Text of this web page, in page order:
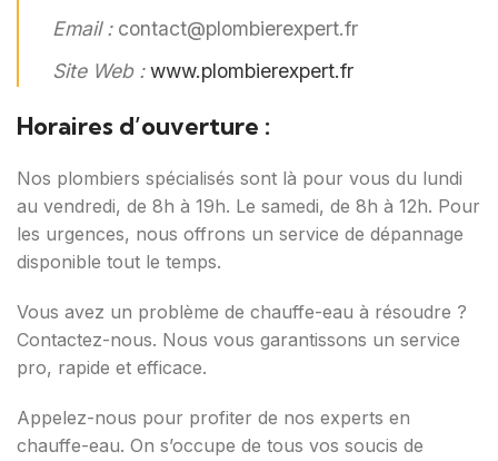
Email :contact@plombierexpert.fr
Site Web : www.plombierexpert.fr
Horaires d’ouverture :
Nos plombiers spécialisés sont là pour vous du lundi
au vendredi, de 8h à 19h. Le samedi, de 8h à 12h. Pour
les urgences, nous offrons un service de dépannage
disponible tout le temps.
Vous avez un problème de chauffe-eau à résoudre ?
Contactez-nous. Nous vous garantissons un service
pro, rapide et efficace.
Appelez-nous pour profiter de nos experts en
chauffe-eau. On s’occupe de tous vos soucis de